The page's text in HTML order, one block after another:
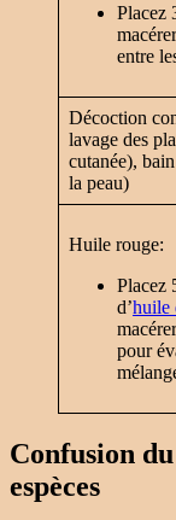
Placez
entre
Décoction
lavage des
cutanée),
la peau)
Huile rouge:
Placez
d’huile
pour
Confusion
espèces